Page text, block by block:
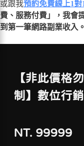
或跟我預約免費線上1對
費、服務付費」，我會
到第一筆網路副業收入。